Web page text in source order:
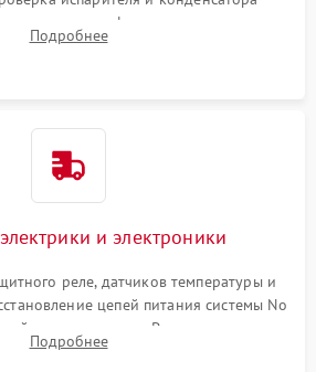
старого фильтра-осушителя и
трубки для устранения засоров.
Подробнее
и электроники
реле, датчиков температуры и
цепей питания системы No
и вентилятор. Ремонт или замена
при сбоях алгоритмов.
Подробнее